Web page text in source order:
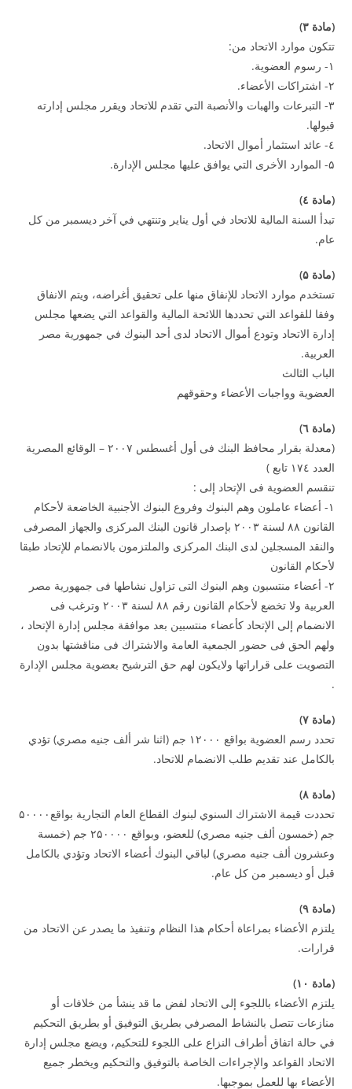
(مادة۳)
تتكون موارد الاتحاد من:
۱- رسوم العضوية.
۲- اشتراكات الأعضاء.
۳- التبرعات والهبات والأنصبة التي تقدم للاتحاد ويقرر مجلس إدارته
قبولها.
٤- عائد استثمار أموال الاتحاد.
۵- الموارد الأخرى التي يوافق عليها مجلس الإدارة.
(مادة ٤
)
تبدأ السنة المالية للاتحاد في أول يناير وتنتهي في آخر ديسمبر من كل
عام.
(مادة۵)
تستخدم موارد الاتحاد للإنفاق منها على تحقيق أغراضه، ويتم الانفاق
وفقا للقواعد التي تحددها اللائحة المالية والقواعد التي يضعها مجلس
إدارة الاتحاد وتودع أموال الاتحاد لدى أحد البنوك في جمهورية مصر
العربية.
الباب الثالث
العضوية وواجبات الأعضاء وحقوقهم
(مادة ٦ )
(معدلة بقرار محافظ البنك فى أول أغسطس ۲۰۰۷ – الوقائع المصرية
العدد ۱۷٤ تابع )
تنقسم العضوية فى الإتحاد إلى :
۱- أعضاء عاملون وهم البنوك وفروع البنوك الأجنبية الخاضعة لأحكام
القانون ۸۸ لسنة ۲۰۰۳ بإصدار قانون البنك المركزى والجهاز المصرفى
والنقد المسجلين لدى البنك المركزى والملتزمون بالانضمام للإتحاد طبقا
لأحكام القانون
۲- أعضاء منتسبون وهم البنوك التى تزاول نشاطها فى جمهورية مصر
العربية ولا تخضع لأحكام القانون رقم ۸۸ لسنة ۲۰۰۳ وترغب فى
الانضمام إلى الإتحاد كأعضاء منتسبين بعد موافقة مجلس إدارة الإتحاد ،
ولهم الحق فى حضور الجمعية العامة والاشتراك فى مناقشتها بدون
التصويت على قراراتها ولايكون لهم حق الترشيح بعضوية مجلس الإدارة
.
(مادة۷)
تحدد رسم العضوية بواقع ۱۲۰۰۰ جم (اثنا شر ألف جنيه مصري) تؤدي
بالكامل عند تقديم طلب الانضمام للاتحاد.
(مادة۸)
تحددت قيمة الاشتراك السنوي لبنوك القطاع العام التجارية بواقع۵۰۰۰۰
جم (خمسون ألف جنيه مصري) للعضو، وبواقع ۲۵۰۰۰۰ جم (خمسة
وعشرون ألف جنيه مصري) لباقي البنوك أعضاء الاتحاد وتؤدي بالكامل
قبل أو ديسمبر من كل عام.
(مادة۹)
يلتزم الأعضاء بمراعاة أحكام هذا النظام وتنفيذ ما يصدر عن الاتحاد من
قرارات.
(مادة ۱۰)
يلتزم الأعضاء باللجوء إلى الاتحاد لفض ما قد ينشأ من خلافات أو
منازعات تتصل بالنشاط المصرفي بطريق التوفيق أو بطريق التحكيم
في حالة اتفاق أطراف النزاع على اللجوء للتحكيم، ويضع مجلس إدارة
الاتحاد القواعد والإجراءات الخاصة بالتوفيق والتحكيم ويخطر جميع
الأعضاء بها للعمل بموجبها.